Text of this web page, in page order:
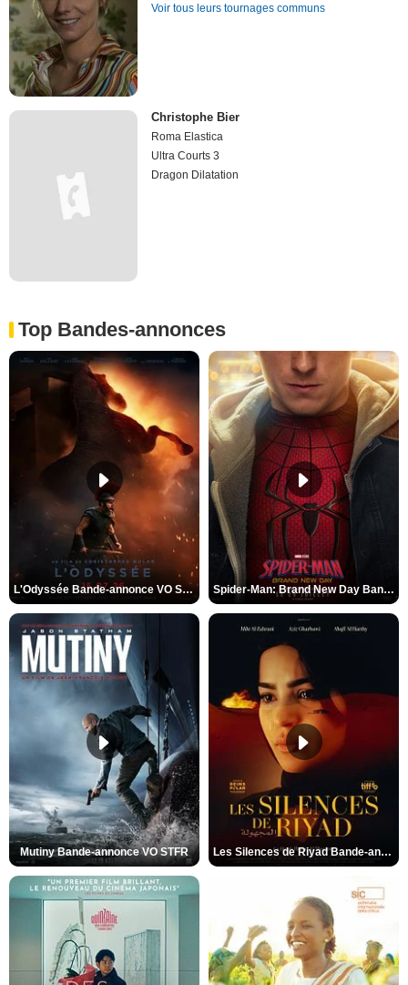
Voir tous leurs tournages communs
Christophe Bier
Roma Elastica
Ultra Courts 3
Dragon Dilatation
Top Bandes-annonces
L'Odyssée Bande-annonce VO STFR Spider-Man: Brand New Day Bande-annonce VO STFR
Mutiny Bande-annonce VO STFR Les Silences de Riyad Bande-annonce VO STFR